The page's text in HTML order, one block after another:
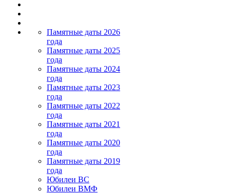
Памятные даты 2026
года
Памятные даты 2025
года
Памятные даты 2024
года
Памятные даты 2023
года
Памятные даты 2022
года
Памятные даты 2021
года
Памятные даты 2020
года
Памятные даты 2019
года
Юбилеи ВС
Юбилеи ВМФ